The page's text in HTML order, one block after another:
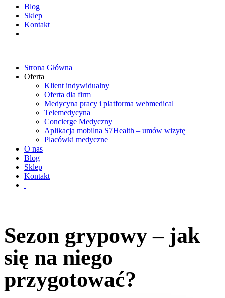
Blog
Sklep
Kontakt
Strona Główna
Oferta
Klient indywidualny
Oferta dla firm
Medycyna pracy i platforma webmedical
Telemedycyna
Concierge Medyczny
Aplikacja mobilna S7Health – umów wizytę
Placówki medyczne
O nas
Blog
Sklep
Kontakt
Sezon grypowy – jak
się na niego
przygotować?